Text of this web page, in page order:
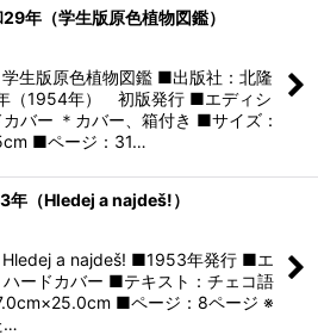
29年（学生版原色植物図鑑）
生版原色植物図鑑 ■出版社：北隆
（1954年） 初版発行 ■エディシ
カバー ＊カバー、箱付き ■サイズ：
■ページ：31…
年（Hledej a najdeš!）
a najdeš! ■1953年発行 ■エ
ードカバー ■テキスト：チェコ語
■ページ：8ページ ※
…